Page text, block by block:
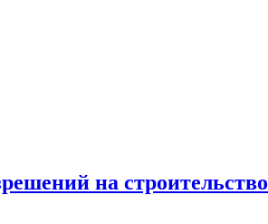
на строительство